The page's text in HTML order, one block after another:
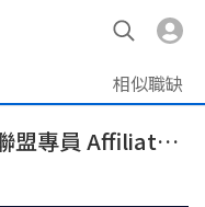
相似職缺
【知識】平台營運部｜策略聯盟專員 Affiliate Specialist